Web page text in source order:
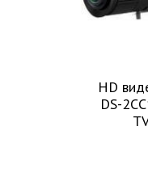
HD
DS-